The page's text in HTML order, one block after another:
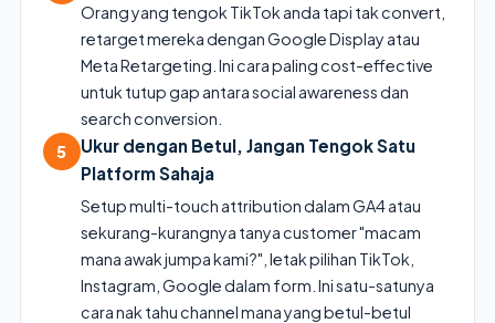
Orang yang tengok TikTok anda tapi tak convert,
retarget mereka dengan Google Display atau
Meta Retargeting. Ini cara paling cost-effective
untuk tutup gap antara social awareness dan
search conversion.
5
Ukur dengan Betul, Jangan Tengok Satu
Platform Sahaja
Setup multi-touch attribution dalam GA4 atau
sekurang-kurangnya tanya customer "macam
mana awak jumpa kami?", letak pilihan TikTok,
Instagram, Google dalam form. Ini satu-satunya
cara nak tahu channel mana yang betul-betul